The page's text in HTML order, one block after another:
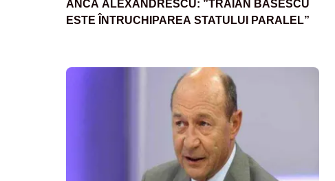
ANCA ALEXANDRESCU: ”TRAIAN BĂSESCU
ESTE ÎNTRUCHIPAREA STATULUI PARALEL”